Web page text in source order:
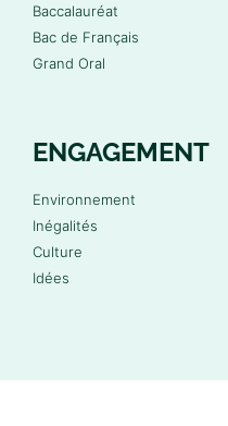
Baccalauréat
Bac de Français
Grand Oral
ENGAGEMENT
Environnement
Inégalités
Culture
Idées